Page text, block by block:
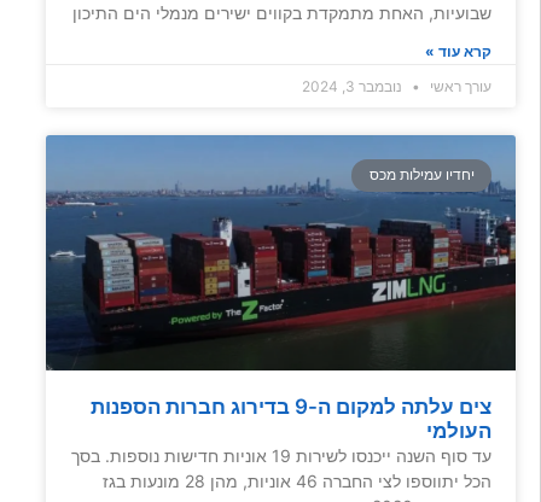
שבועיות, האחת מתמקדת בקווים ישירים מנמלי הים התיכון
קרא עוד »
עורך ראשי
נובמבר 3, 2024
יחדיו עמילות מכס
צים עלתה למקום ה-9 בדירוג חברות הספנות
העולמי
עד סוף השנה ייכנסו לשירות 19 אוניות חדישות נוספות. בסך
הכל יתווספו לצי החברה 46 אוניות, מהן 28 מונעות בגז